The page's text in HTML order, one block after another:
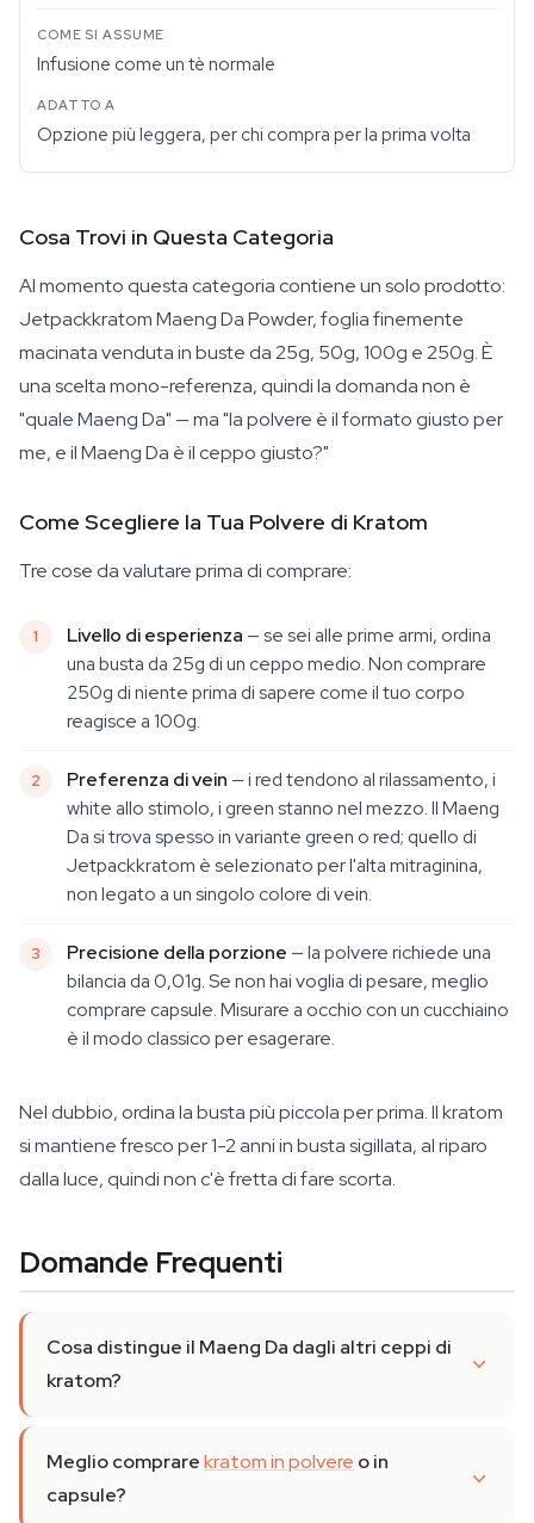
Infusione come un tè normale
Opzione più leggera, per chi compra per la prima volta
Cosa Trovi in Questa Categoria
Al momento questa categoria contiene un solo prodotto:
Jetpackkratom Maeng Da Powder, foglia finemente
macinata venduta in buste da 25g, 50g, 100g e 250g. È
una scelta mono-referenza, quindi la domanda non è
"quale Maeng Da" — ma "la polvere è il formato giusto per
me, e il Maeng Da è il ceppo giusto?"
Come Scegliere la Tua Polvere di Kratom
Tre cose da valutare prima di comprare:
Livello di esperienza — se sei alle prime armi, ordina
una busta da 25g di un ceppo medio. Non comprare
250g di niente prima di sapere come il tuo corpo
reagisce a 100g.
Preferenza di vein — i red tendono al rilassamento, i
white allo stimolo, i green stanno nel mezzo. Il Maeng
Da si trova spesso in variante green o red; quello di
Jetpackkratom è selezionato per l'alta mitraginina,
non legato a un singolo colore di vein.
Precisione della porzione — la polvere richiede una
bilancia da 0,01g. Se non hai voglia di pesare, meglio
comprare capsule. Misurare a occhio con un cucchiaino
è il modo classico per esagerare.
Nel dubbio, ordina la busta più piccola per prima. Il kratom
si mantiene fresco per 1-2 anni in busta sigillata, al riparo
dalla luce, quindi non c'è fretta di fare scorta.
Domande Frequenti
Cosa distingue il Maeng Da dagli altri ceppi di
kratom?
Meglio comprarekratom in polvere o in
capsule?